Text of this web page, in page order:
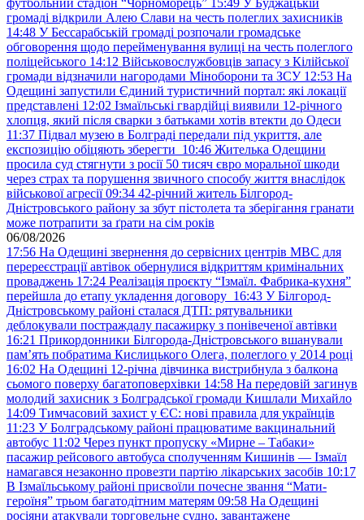
футбольний стадіон “Чорноморець” 15:49 У Буджацькій
громаді відкрили Алею Слави на честь полеглих захисників
14:48 У Бессарабській громаді розпочали громадське
обговорення щодо перейменування вулиці на честь полеглого
поліцейського 14:12 Військовослужбовців запасу з Кілійської
громади відзначили нагородами Міноборони та ЗСУ 12:53 На
Одещині запустили Єдиний туристичний портал: які локації
представлені 12:02 Ізмаїльські гвардійці виявили 12-річного
хлопця, який після сварки з батьками хотів втекти до Одеси
11:37 Підвал музею в Болграді передали під укриття, але
експозицію обіцяють зберегти 10:46 Жителька Одещини
просила суд стягнути з росії 50 тисяч євро моральної шкоди
через страх та порушення звичного способу життя внаслідок
військової агресії 09:34 42-річний житель Білгород-
Дністровського району за збут пістолета та зберігання гранати
може потрапити за ґрати на сім років
06/08/2026
17:56 На Одещині звернення до сервісних центрів МВС для
перереєстрації автівок обернулися відкриттям кримінальних
проваджень 17:24 Реалізація проєкту “Ізмаїл. Фабрика-кухня”
перейшла до етапу укладення договору 16:43 У Білгород-
Дністровському районі сталася ДТП: рятувальники
деблокували постраждалу пасажирку з понівеченої автівки
16:21 Прикордонники Білгорода-Дністровського вшанували
пам’ять побратима Кислицького Олега, полеглого у 2014 році
16:02 На Одещині 12-річна дівчинка вистрибнула з балкона
сьомого поверху багатоповерхівки 14:58 На передовій загинув
молодий захисник з Болградської громади Кишлали Михайло
14:09 Тимчасовий захист у ЄС: нові правила для українців
11:23 У Болградському районі працюватиме вакцинальний
автобус 11:02 Через пункт пропуску «Мирне – Табаки»
пасажир рейсового автобуса сполученням Кишинів — Ізмаїл
намагався незаконно провезти партію лікарських засобів 10:17
В Ізмаїльському районі присвоїли почесне звання “Мати-
героїня” трьом багатодітним матерям 09:58 На Одещині
росіяни атакували торговельне судно, завантажене